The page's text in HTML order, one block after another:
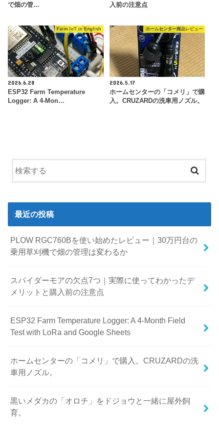
で畑の管…
入前の注意点
Farm IoT in English
2026.6.28
ESP32 Farm Temperature
Logger: A 4-Mon…
ホームセンター商品レビュー
2026.5.17
ホームセンターの「コメリ」で購
入。CRUZARDの洗車用ノズル。
最近の投稿
PLOW RGC760Bを使い始めたレビュー｜30万円台の
乗用草刈機で畑の管理は変わるか
スパイダーモアの欠点7つ｜実際に使ってわかったデ
メリットと購入前の注意点
ESP32 Farm Temperature Logger: A 4-Month Field
Test with LoRa and Google Sheets
ホームセンターの「コメリ」で購入。CRUZARDの洗
車用ノズル。
黒いメダカの「オロチ」をドジョウと一緒に屋外飼
育。